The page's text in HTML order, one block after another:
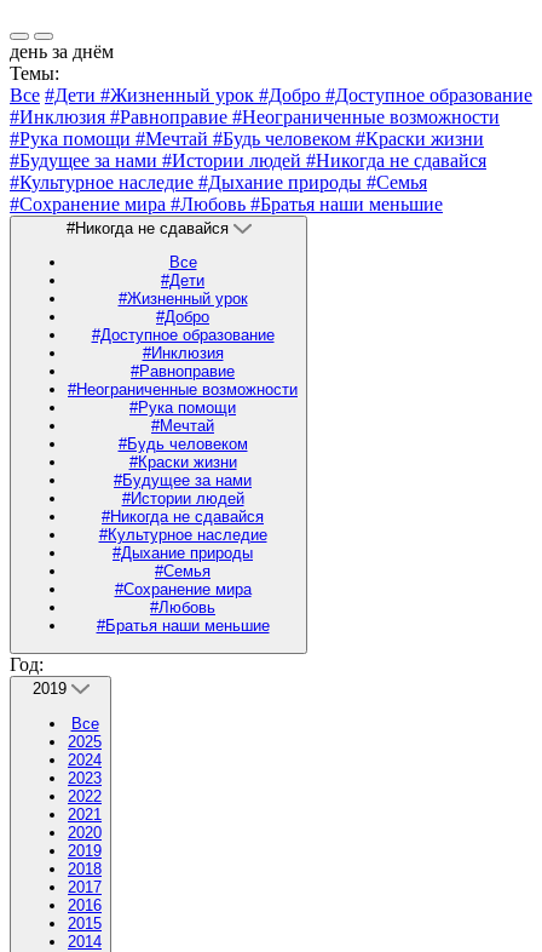
день за днём
Темы:
Все #Дети #Жизненный урок #Добро #Доступное образование
#Инклюзия #Равноправие #Неограниченные возможности
#Рука помощи #Мечтай #Будь человеком #Краски жизни
#Будущее за нами #Истории людей #Никогда не сдавайся
#Культурное наследие #Дыхание природы #Семья
#Сохранение мира #Любовь #Братья наши меньшие
#Никогда не сдавайся
Все
#Дети
#Жизненный урок
#Добро
#Доступное образование
#Инклюзия
#Равноправие
#Неограниченные возможности
#Рука помощи
#Мечтай
#Будь человеком
#Краски жизни
#Будущее за нами
#Истории людей
#Никогда не сдавайся
#Культурное наследие
#Дыхание природы
#Семья
#Сохранение мира
#Любовь
#Братья наши меньшие
Год:
2019
Все
2025
2024
2023
2022
2021
2020
2019
2018
2017
2016
2015
2014